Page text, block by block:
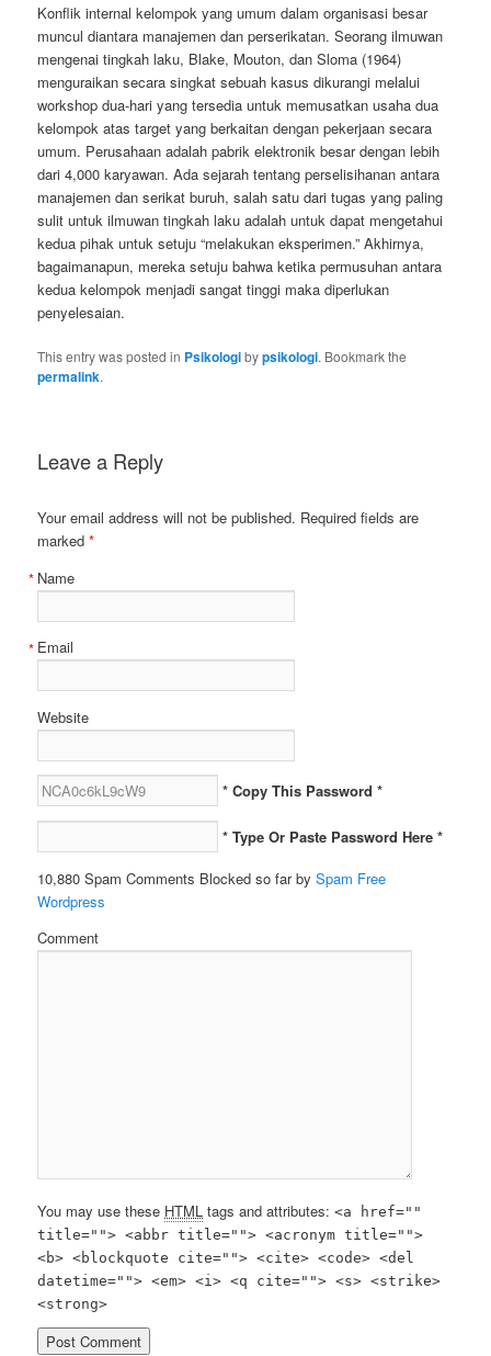
Konflik internal kelompok yang umum dalam organisasi besar
muncul diantara manajemen dan perserikatan. Seorang ilmuwan
mengenai tingkah laku, Blake, Mouton, dan Sloma (1964)
menguraikan secara singkat sebuah kasus dikurangi melalui
workshop dua-hari yang tersedia untuk memusatkan usaha dua
kelompok atas target yang berkaitan dengan pekerjaan secara
umum. Perusahaan adalah pabrik elektronik besar dengan lebih
dari 4,000 karyawan. Ada sejarah tentang perselisihanan antara
manajemen dan serikat buruh, salah satu dari tugas yang paling
sulit untuk ilmuwan tingkah laku adalah untuk dapat mengetahui
kedua pihak untuk setuju “melakukan eksperimen.” Akhirnya,
bagaimanapun, mereka setuju bahwa ketika permusuhan antara
kedua kelompok menjadi sangat tinggi maka diperlukan
penyelesaian.
This entry was posted in Psikologibypsikologi. Bookmark the
permalink.
Leave a Reply
Your email address will not be published. Required fields are
marked*
Name
*
Email
*
Website
* Copy This Password *
* Type Or Paste Password Here *
10,880 Spam Comments Blocked so far bySpam Free
Wordpress
Comment
You may use these HTML tags and attributes:<a href=""
title=""> <abbr title=""> <acronym title="">
<b> <blockquote cite=""> <cite> <code> <del
datetime=""> <em> <i> <q cite=""> <s> <strike>
<strong>